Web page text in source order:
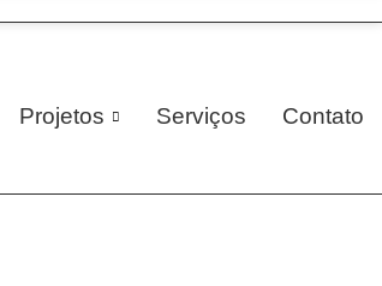
Projetos Serviços Contato